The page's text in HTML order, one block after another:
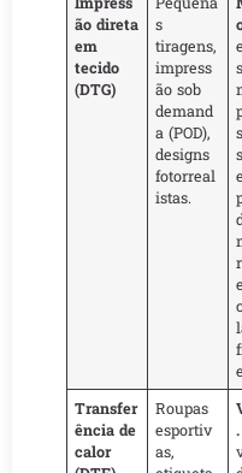
ão direta
em
tecido
(DTG)
s
tiragens,
impress
ão sob
demand
a (POD),
designs
fotorreal
istas.
Transfer
ência de
calor
Roupas
esportiv
as,
.